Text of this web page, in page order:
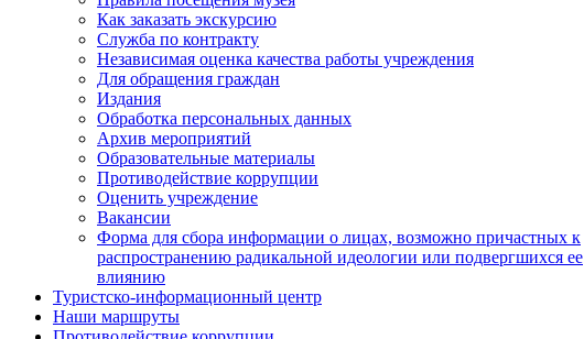
Как заказать экскурсию
Служба по контракту
Независимая оценка качества работы учреждения
Для обращения граждан
Издания
Обработка персональных данных
Архив мероприятий
Образовательные материалы
Противодействие коррупции
Оценить учреждение
Вакансии
Форма для сбора информации о лицах, возможно причастных к
распространению радикальной идеологии или подвергшихся ее
влиянию
Туристско-информационный центр
Наши маршруты